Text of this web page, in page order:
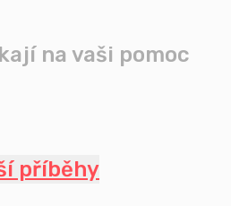
na vaši pomoc
příběhy